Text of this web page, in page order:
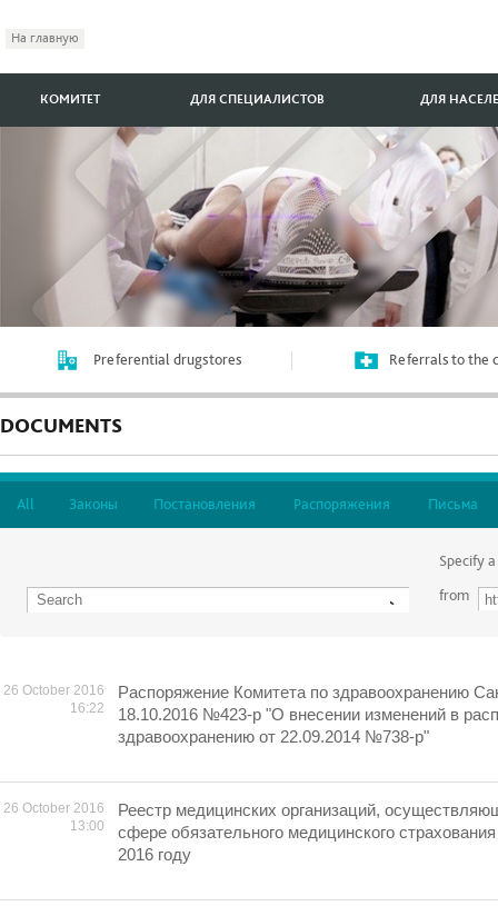
На главную
КОМИТЕТ ДЛЯ СПЕЦИАЛИСТОВ ДЛЯ
Preferential drugstores Referrals to the
DOCUMENTS
All Законы Постановления Распоряжения Письма
Specify
from
26 October 2016
16:22
Распоряжение Комитета по здравоохранению
18.10.2016 №423-р "О внесении изменений в
здравоохранению от 22.09.2014 №738-р"
26 October 2016
13:00
Реестр медицинских организаций,
сфере обязательного медицинского
2016 году